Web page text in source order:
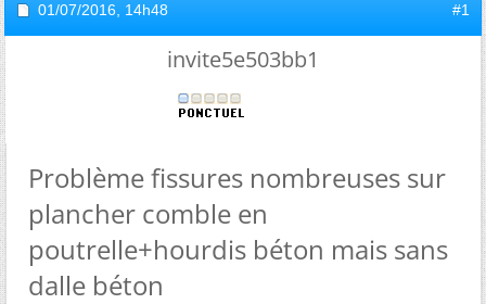
01/07/2016, 14h48 #1
invite5e503bb1
Problème fissures nombreuses sur
plancher comble en
poutrelle+hourdis béton mais sans
dalle béton